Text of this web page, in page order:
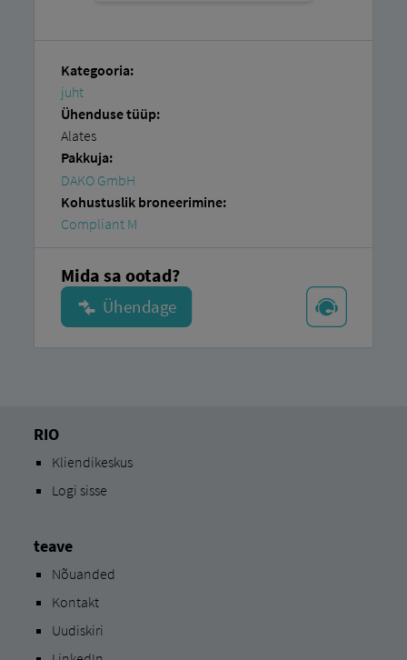
Kategooria:
juht
Ühenduse tüüp:
Alates
Pakkuja:
DAKO GmbH
Kohustuslik broneerimine:
Compliant M
Mida sa ootad?
RIO
Kliendikeskus
Logi sisse
teave
Nõuanded
Kontakt
Uudiskiri